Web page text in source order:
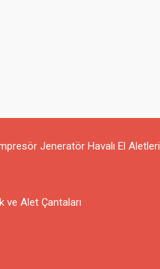
Jeneratör Havalı El Aletleri
ve Alet Çantaları